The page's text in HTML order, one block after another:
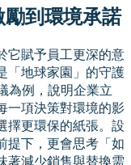
到環境承諾
它賦予員工更深的意
「地球家園」的守護
為例，說明企業立
一項決策對環境的影
擇更環保的紙張。設
提下，更會思考「如
著減少銷售與替換需